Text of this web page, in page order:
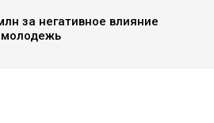
за негативное влияние
молодежь